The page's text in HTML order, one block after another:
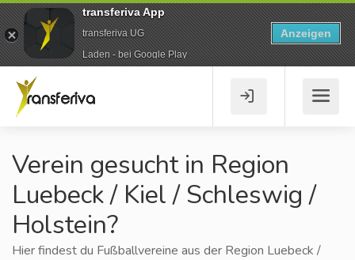
Verein gesucht in Region
Luebeck / Kiel / Schleswig /
Holstein?
Hier findest du Fußballvereine aus der Region Luebeck /
transferiva App
transferiva UG
Laden - bei Google Play
Anzeigen